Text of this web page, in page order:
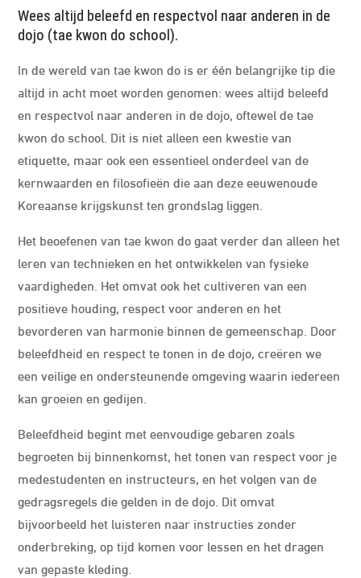
Wees altijd beleefd en respectvol naar anderen in de
dojo (tae kwon do school).
In de wereld van tae kwon do is er één belangrijke tip die
altijd in acht moet worden genomen: wees altijd beleefd
en respectvol naar anderen in de dojo, oftewel de tae
kwon do school. Dit is niet alleen een kwestie van
etiquette, maar ook een essentieel onderdeel van de
kernwaarden en filosofieën die aan deze eeuwenoude
Koreaanse krijgskunst ten grondslag liggen.
Het beoefenen van tae kwon do gaat verder dan alleen het
leren van technieken en het ontwikkelen van fysieke
vaardigheden. Het omvat ook het cultiveren van een
positieve houding, respect voor anderen en het
bevorderen van harmonie binnen de gemeenschap. Door
beleefdheid en respect te tonen in de dojo, creëren we
een veilige en ondersteunende omgeving waarin iedereen
kan groeien en gedijen.
Beleefdheid begint met eenvoudige gebaren zoals
begroeten bij binnenkomst, het tonen van respect voor je
medestudenten en instructeurs, en het volgen van de
gedragsregels die gelden in de dojo. Dit omvat
bijvoorbeeld het luisteren naar instructies zonder
onderbreking, op tijd komen voor lessen en het dragen
van gepaste kleding.